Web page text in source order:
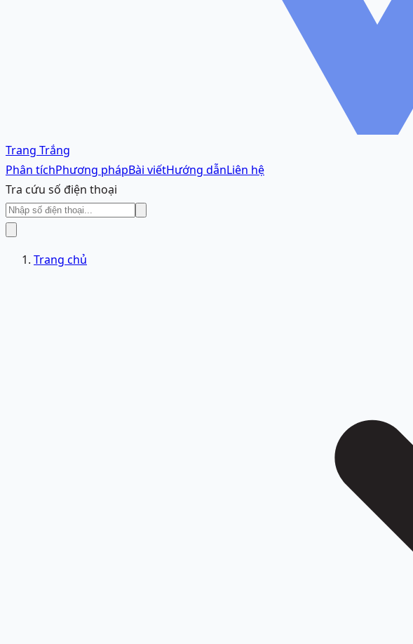
Trang Trắng
Phân tíchPhương phápBài viếtHướng dẫnLiên hệ
Tra cứu số điện thoại
Trang chủ